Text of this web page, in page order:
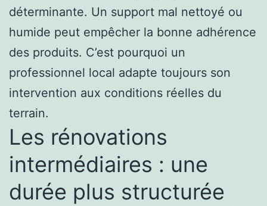
déterminante. Un support mal nettoyé ou
humide peut empêcher la bonne adhérence
des produits. C’est pourquoi un
professionnel local adapte toujours son
intervention aux conditions réelles du
terrain.
Les rénovations
intermédiaires : une
durée plus structurée